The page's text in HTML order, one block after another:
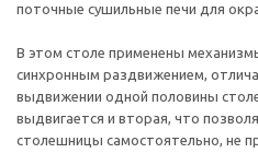
поточные сушильные печи для
В этом столе применены
синхронным раздвижением,
выдвижении одной половины
выдвигается и вторая, что
столешницы самостоятельно, не